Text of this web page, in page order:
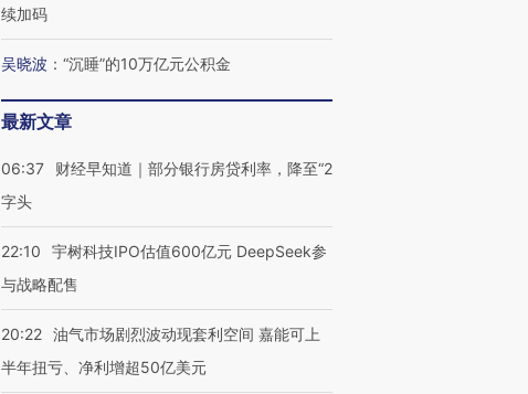
续加码
吴晓波 ： “沉睡”的10万亿元公积金
最新文章
06:37
财经早知道｜部分银行房贷利率，降至“2
字头
22:10
宇树科技IPO估值600亿元 DeepSeek参
与战略配售
20:22 油气市场剧烈波动现套利空间 嘉能可上
半年扭亏、净利增超50亿美元